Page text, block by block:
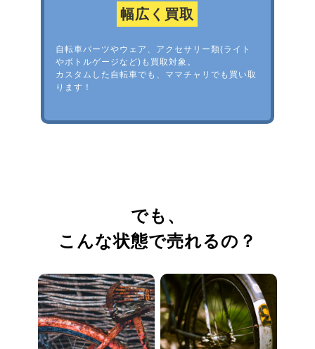
幅広く買取
自転車パーツやウェア、アクセサリー類(ライト
やボトルゲージなど)も買取対象。
カスタムした自転車でも、ママチャリでも買い取
ります！
でも、
こんな状態で売れるの？